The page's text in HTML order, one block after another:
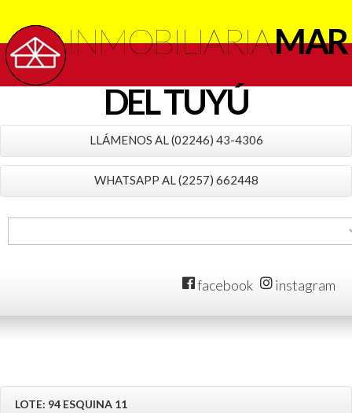
INMOBILIARIAMAR
DEL TUYÚ
LLÁMENOS AL (02246) 43-4306
WHATSAPP AL (2257) 662448
facebook instagram
LOTE: 94 ESQUINA 11